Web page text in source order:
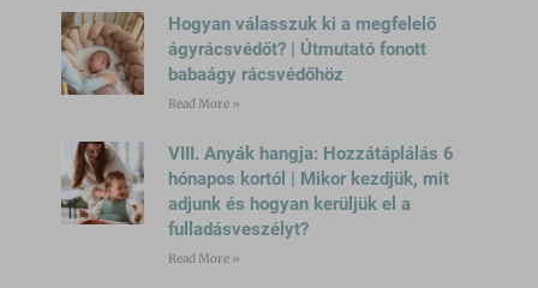
Hogyan válasszuk ki a megfelelő
ágyrácsvédőt? | Útmutató fonott
babaágy rácsvédőhöz
Read More »
VIII. Anyák hangja: Hozzátáplálás 6
hónapos kortól | Mikor kezdjük, mit
adjunk és hogyan kerüljük el a
fulladásveszélyt?
Read More »